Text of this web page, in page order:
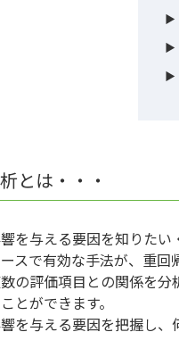
とは・・・
を与える要因を知りたい
スで有効な手法が、重回
の評価項目との関係を
とができます。
を与える要因を把握し